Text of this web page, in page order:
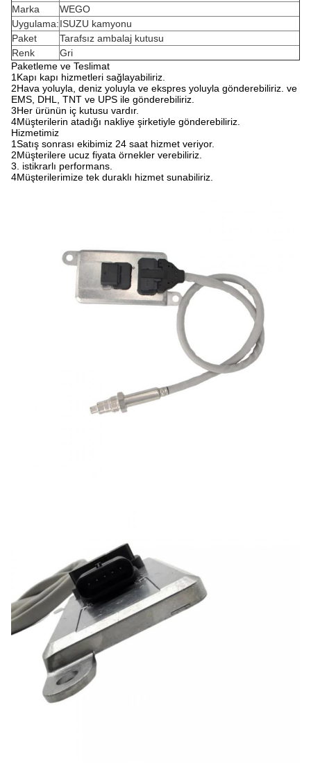
Marka
WEGO
Uygulama:ISUZU kamyonu
Paket
Tarafsız ambalaj kutusu
Renk
Gri
Paketleme ve Teslimat
1Kapı kapı hizmetleri sağlayabiliriz.
2Hava yoluyla, deniz yoluyla ve ekspres yoluyla gönderebiliriz. ve
EMS, DHL, TNT ve UPS ile gönderebiliriz.
3Her ürünün iç kutusu vardır.
4Müşterilerin atadığı nakliye şirketiyle gönderebiliriz.
Hizmetimiz
1Satış sonrası ekibimiz 24 saat hizmet veriyor.
2Müşterilere ucuz fiyata örnekler verebiliriz.
3. istikrarlı performans.
4Müşterilerimize tek duraklı hizmet sunabiliriz.